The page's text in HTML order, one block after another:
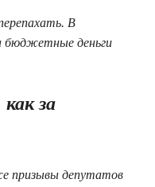
за
призывы депутатов